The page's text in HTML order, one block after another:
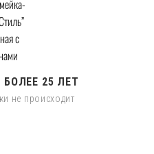
25 ЛЕТ
не происходит